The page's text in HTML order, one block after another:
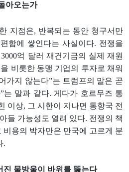
아오는가
지점은, 반복되는 동안 청구서만
함에 쌓인다는 사실이다. 전쟁을
억 달러 재건기금의 실제 재원
비롯한 동맹 기업의 투자로 채워
가지 않는다”는 트럼프의 말은 곧
는 말과 같다. 게다가 호르무즈 통
이상, 그 시한이 지나면 통항국 전
들 가능성도 열려 있다. 전쟁의 책
비용의 박자만은 만국에 고르게 분
.
물방울이 바위를 뚫는다